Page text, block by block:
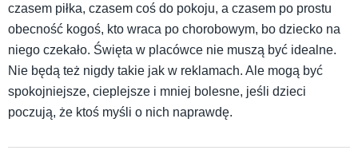
czasem piłka, czasem coś do pokoju, a czasem po prostu
obecność kogoś, kto wraca po chorobowym, bo dziecko na
niego czekało. Święta w placówce nie muszą być idealne.
Nie będą też nigdy takie jak w reklamach. Ale mogą być
spokojniejsze, cieplejsze i mniej bolesne, jeśli dzieci
poczują, że ktoś myśli o nich naprawdę.